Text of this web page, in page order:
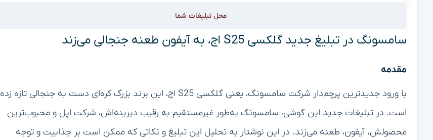
محل تبلیغات شما
سامسونگ در تبلیغ جدید گلکسی S25 اج، به آیفون طعنه جنجالی می‌زند
مقدمه
با ورود جدیدترین پرچم‌دار شرکت سامسونگ، یعنی گلکسی S25 اج، این برند بزرگ کره‌ای دست به جنجالی تازه زده
است. در تبلیغات جدید این گوشی، سامسونگ به‌طور غیرمستقیم به رقیب دیرینه‌اش، شرکت اپل و محبوب‌ترین
محصولش، آیفون، طعنه می‌زند. در این نوشتار به تحلیل این تبلیغ و نکاتی که ممکن است بر جذابیت و توجه